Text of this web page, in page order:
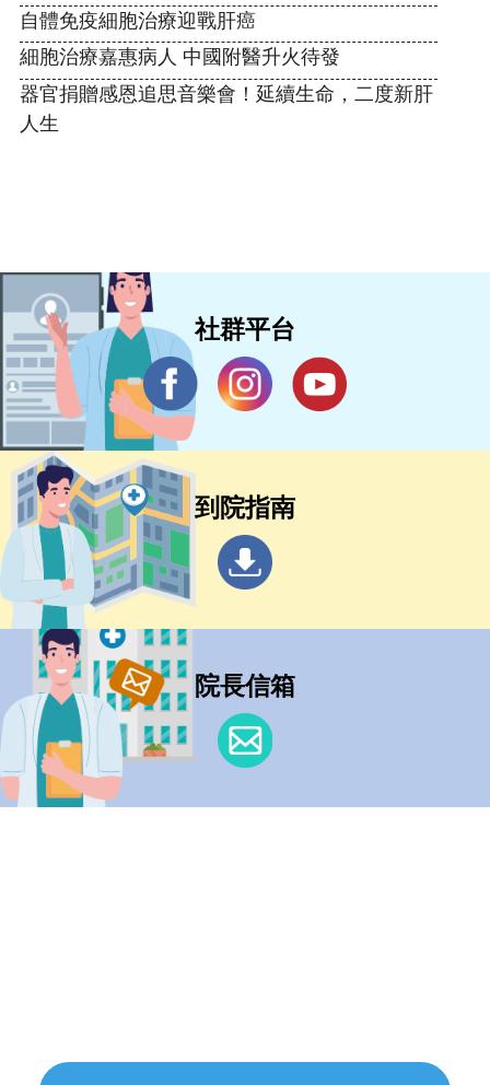
自體免疫細胞治療迎戰肝癌
細胞治療嘉惠病人 中國附醫升火待發
器官捐贈感恩追思音樂會！延續生命，二度新肝
人生
社群平台
到院指南
院長信箱